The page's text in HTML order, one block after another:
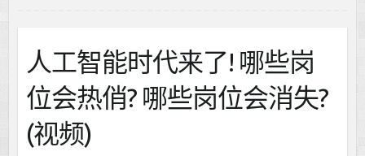
人工智能时代来了! 哪些岗
位会热俏? 哪些岗位会消失?
(视频)